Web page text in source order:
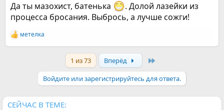
Да ты мазохист, батенька
. Долой лазейки из
процесса бросания. Выбрось, а лучше сожги!
Р
е
метелка
1 из 73 Вперёд
Войдите или зарегистрируйтесь для ответа.
СЕЙЧАС В ТЕМЕ: